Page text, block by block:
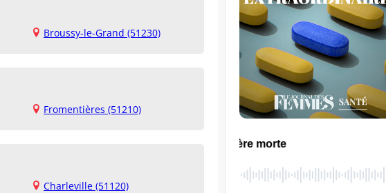
Broussy-le-Grand (51230)
Fromentières (51210)
Charleville (51120)